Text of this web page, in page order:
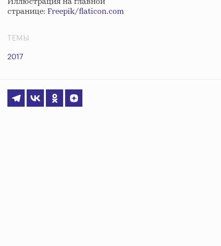
странице: Freepik/flaticon.com
ТЕМЫ
2017